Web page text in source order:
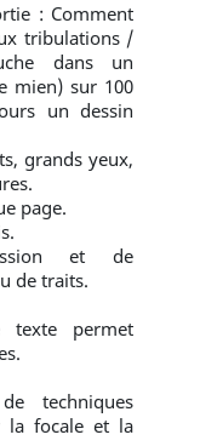
: Comment
tribulations /
dans un
mien) sur 100
un dessin
grands yeux,
page.
et de
de traits.
permet
techniques
la focale et la